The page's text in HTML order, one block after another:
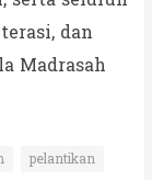
dan
Madrasah
pelantikan